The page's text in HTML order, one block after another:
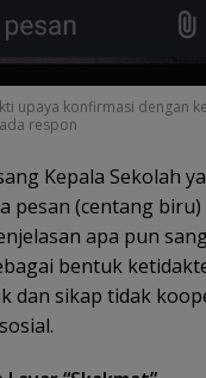
upaya konfirmasi dengan
respon
Kepala Sekolah
pesan (centang
apa pun
bentuk
dan sikap tidak